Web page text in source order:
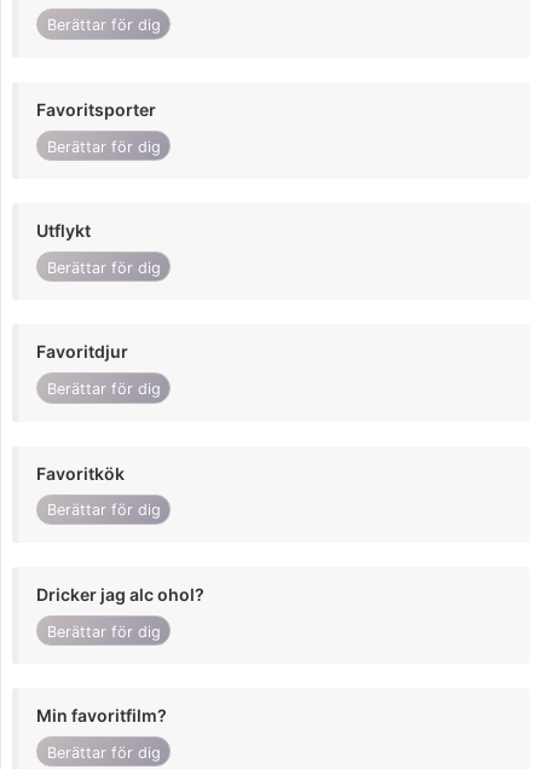
Berättar för dig
Favoritsporter
Berättar för dig
Utflykt
Berättar för dig
Favoritdjur
Berättar för dig
Favoritkök
Berättar för dig
Dricker jag alc ohol?
Berättar för dig
Min favoritfilm?
Berättar för dig